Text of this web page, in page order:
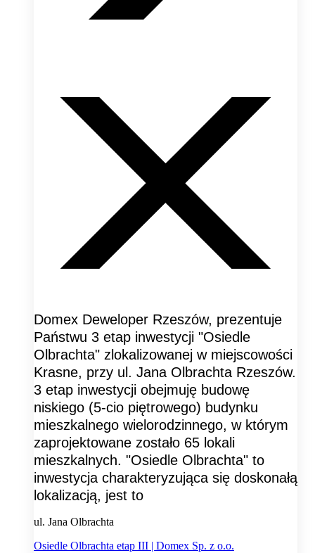
Domex Deweloper Rzeszów, prezentuje
Państwu 3 etap inwestycji "Osiedle
Olbrachta" zlokalizowanej w miejscowości
Krasne, przy ul. Jana Olbrachta Rzeszów.
3 etap inwestycji obejmuję budowę
niskiego (5-cio piętrowego) budynku
mieszkalnego wielorodzinnego, w którym
zaprojektowane zostało 65 lokali
mieszkalnych. "Osiedle Olbrachta" to
inwestycja charakteryzująca się doskonałą
lokalizacją, jest to
ul. Jana Olbrachta
Osiedle Olbrachta etap III | Domex Sp. z o.o.